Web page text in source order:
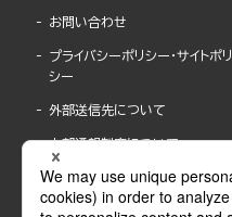
お問い合わせ
プライバシーポリシー・サイトポリ
シー
外部送信先について
内部通報制度について